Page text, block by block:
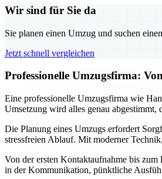
Wir sind für Sie da
Sie planen einen Umzug und suchen
Jetzt schnell vergleichen
Professionelle Umzugsfirma:
Eine professionelle Umzugsfirma wie
Umsetzung wird alles genau
Die Planung eines Umzugs erfordert
stressfreien Ablauf. Mit moderner
Von der ersten Kontaktaufnahme bis
in der Kommunikation, pünktliche